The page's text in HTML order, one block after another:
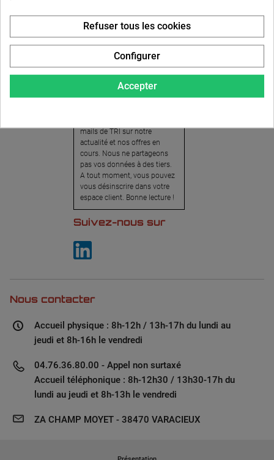
Newsletter
Pour recevoir notre
newsletter, nous vous
invitons à créer votre espace
client (cliquez sur « Compte »
en haut à droite de la page) et
cliquer sur « oui » pour vous
mails de TRI sur notre
actualité et nos offres en
cours. Nous ne partageons
pas vos données à des tiers.
A tout moment, vous pouvez
vous désinscrire dans votre
espace client. Bonne lecture !
Suivez-nous sur
Nous contacter
Accueil physique : 8h-12h / 13h-17h du lundi au
jeudi et 8h-16h le vendredi
04.76.36.80.00 - Appel non surtaxé
Accueil téléphonique : 8h-12h30 / 13h30-17h du
lundi au jeudi et 8h-13h le vendredi
ZA CHAMP MOYET - 38470 VARACIEUX
Accepter
Refuser tous les cookies
Configurer